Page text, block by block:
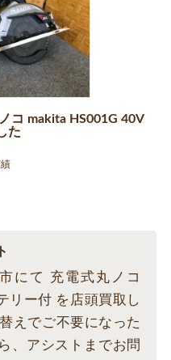
コ makita HS001G 40V
た
にて 充電式丸ノコ
リー付 を店頭買取し
えでご不要になった
、アシストまでお問